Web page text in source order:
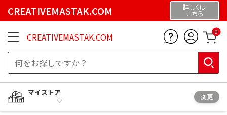
CREATIVEMASTAK.COM 詳しくは
こちら
CREATIVEMASTAK.COM 0
マイストア
変更